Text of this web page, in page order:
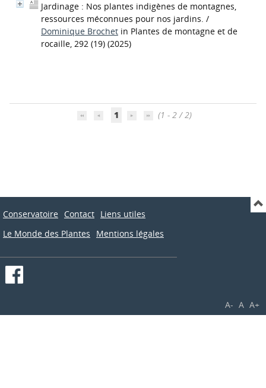
Jardinage : Nos plantes indigènes de montagnes,
ressources méconnues pour nos jardins. /
Dominique Brochet in Plantes de montagne et de
rocaille, 292 (19) (2025)
1 (1 - 2 / 2)
Conservatoire Contact Liens utiles
Le Monde des Plantes
Mentions légales
A- A A+